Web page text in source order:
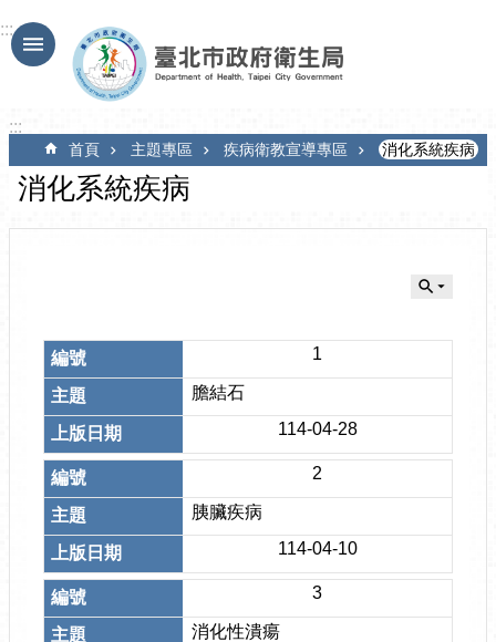
跳到主要內容區塊
:::
:::
首頁 主題專區 疾病衛教宣導專區 消化系統疾病
消化系統疾病
1
膽結石
114-04-28
2
胰臟疾病
114-04-10
3
消化性潰瘍